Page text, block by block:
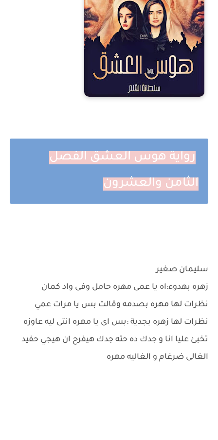
رواية هوس العشق الفصل
الثامن والعشرون
سليمان صغير
زهره بهدوء:اه يا عمى مهره حامل وفى واد كمان
نظرات لها مهره بصدمه وقالت بس يا مرات عمي
نظرات لها زهره بجدية :بس اى يا مهره انتى ليه عاوزه
تخبئ عليا انا و جدك ده حته جدك هيفرح ان هيجي حفيد
الغالى ضرغام و الغاليه مهره